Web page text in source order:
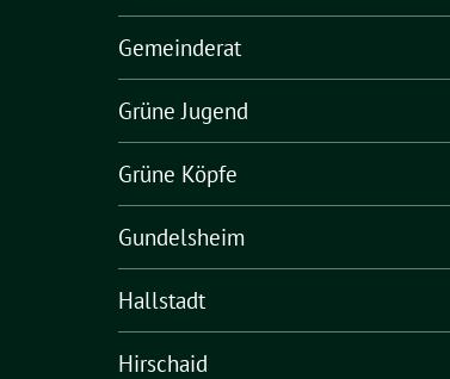
Gemeinderat
Grüne Jugend
Grüne Köpfe
Gundelsheim
Hallstadt
Hirschaid